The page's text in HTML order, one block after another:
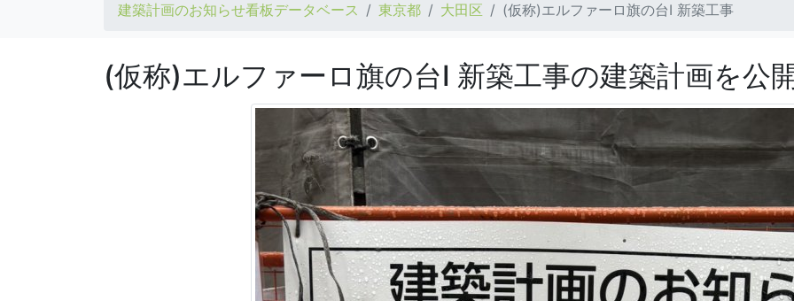
建築計画のお知らせ看板データベース 東京都 大田区 (仮称)エルファーロ旗の台Ⅰ 新築工事
(仮称)エルファーロ旗の台Ⅰ 新築工事の建築計画を公